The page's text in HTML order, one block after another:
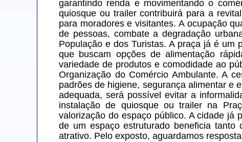
garantindo renda e movimentando o
quiosque ou trailer contribuirá para a
para moradores e visitantes. A ocupação
de pessoas, combate a degradação
População e dos Turistas. A praça já é um
que buscam opções de alimentação
variedade de produtos e comodidade ao
Organização do Comércio Ambulante. A
padrões de higiene, segurança alimentar e
adequada, será possível evitar a
instalação de quiosque ou trailer na
valorização do espaço público. A cidade já
de um espaço estruturado beneficia
atrativo. Pelo exposto, aguardamos